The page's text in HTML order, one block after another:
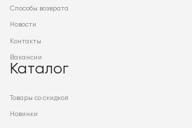
Способы возврата
Новости
Контакты
Вакансии
Каталог
Товары со скидкой
Новинки